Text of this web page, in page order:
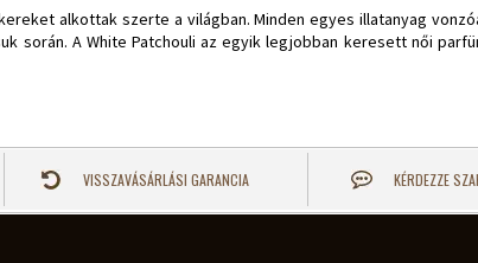
alkottak szerte a világban. Minden egyes illatanyag
során. A White Patchouli az egyik legjobban keresett női
VISSZAVÁSÁRLÁSI GARANCIA KÉRDEZZE